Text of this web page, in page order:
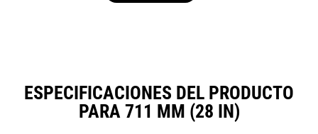
ESPECIFICACIONES DEL PRODUCTO
PARA 711 MM (28 IN)